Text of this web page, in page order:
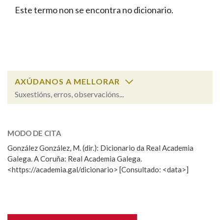
FIGURAS HOMENAXEADAS
PORTAL DAS PALABRAS
Facebook
TwitterYoutubeInstagram
Bluesky
BUSCAR NOS LEMAS
Remata por
BUSCAR NO CONTIDO
Nas definicións
Este termo non se encontra no dicionario.
AXÚDANOS A MELLORAR
Suxestións, erros, observacións...
Observación
Nome
MODO DE CITA
González González, M. (dir.): Dicionario da Real Academia
Galega. A Coruña: Real Academia Galega.
<https://academia.gal/dicionario> [Consultado: <data>]